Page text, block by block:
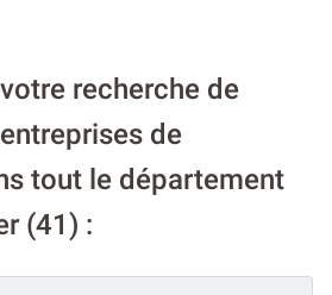
recherche de
de
tout le département
(41) :